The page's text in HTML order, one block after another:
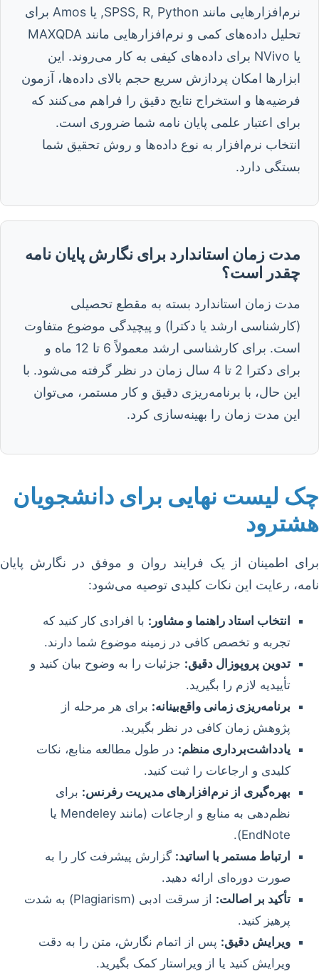
نرم‌افزارهایی مانند SPSS, R, Python, یا Amos برای
تحلیل داده‌های کمی و نرم‌افزارهایی مانند MAXQDA
یا NVivo برای داده‌های کیفی به کار می‌روند. این
ابزارها امکان پردازش سریع حجم بالای داده‌ها، آزمون
فرضیه‌ها و استخراج نتایج دقیق را فراهم می‌کنند که
برای اعتبار علمی پایان نامه شما ضروری است.
انتخاب نرم‌افزار به نوع داده‌ها و روش تحقیق شما
بستگی دارد.
مدت زمان استاندارد برای نگارش پایان نامه
چقدر است؟
مدت زمان استاندارد بسته به مقطع تحصیلی
(کارشناسی ارشد یا دکترا) و پیچیدگی موضوع متفاوت
است. برای کارشناسی ارشد معمولاً 6 تا 12 ماه و
برای دکترا 2 تا 4 سال زمان در نظر گرفته می‌شود. با
این حال، با برنامه‌ریزی دقیق و کار مستمر، می‌توان
این مدت زمان را بهینه‌سازی کرد.
چک لیست نهایی برای دانشجویان
هشترود
برای اطمینان از یک فرایند روان و موفق در نگارش پایان
نامه، رعایت این نکات کلیدی توصیه می‌شود:
انتخاب استاد راهنما و مشاور: با افرادی کار کنید که
تجربه و تخصص کافی در زمینه موضوع شما دارند.
تدوین پروپوزال دقیق: جزئیات را به وضوح بیان کنید و
تأییدیه لازم را بگیرید.
برنامه‌ریزی زمانی واقع‌بینانه: برای هر مرحله از
پژوهش زمان کافی در نظر بگیرید.
یادداشت‌برداری منظم: در طول مطالعه منابع، نکات
کلیدی و ارجاعات را ثبت کنید.
بهره‌گیری از نرم‌افزارهای مدیریت رفرنس: برای
نظم‌دهی به منابع و ارجاعات (مانند Mendeley یا
EndNote).
ارتباط مستمر با اساتید: گزارش پیشرفت کار را به
صورت دوره‌ای ارائه دهید.
تأکید بر اصالت:
از سرقت ادبی (Plagiarism) به شدت
پرهیز کنید.
ویرایش دقیق: پس از اتمام نگارش، متن را به دقت
ویرایش کنید یا از ویراستار کمک بگیرید.